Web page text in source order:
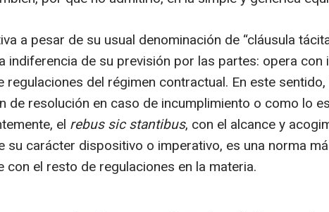
a pesar de su usual denominación de “cláusula
indiferencia de su previsión por las partes: opera
del régimen contractual. En este sentido,
de resolución en caso de incumplimiento o como lo
el rebus sic stantibus, con el alcance y
su carácter dispositivo o imperativo, es una norma
el resto de regulaciones en la materia.